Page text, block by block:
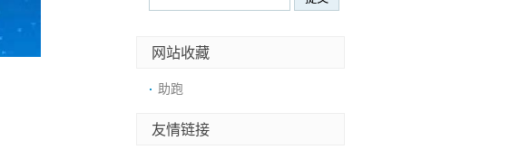
网站收藏
助跑
友情链接